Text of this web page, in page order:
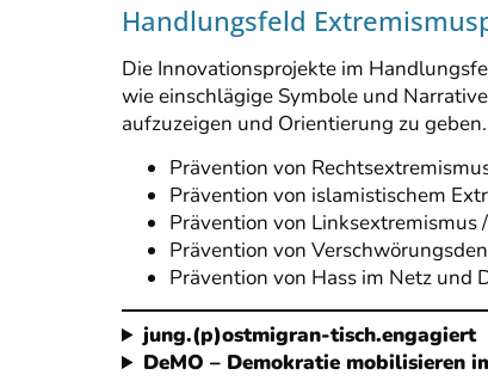
Handlungsfeld
Die Innovationsprojekte im
wie einschlägige Symbole und
aufzuzeigen und Orientierung zu
Prävention von
Prävention von islamistischem
Prävention von Linksextremismus
Prävention von
Prävention von Hass im Netz und
jung.(p)ostmigran-tisch.engagiert
DeMO – Demokratie mobilisieren